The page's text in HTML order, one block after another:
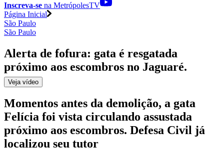
Inscreva-se na MetrópolesTV
Página Inicial
São Paulo
São Paulo
Alerta de fofura: gata é resgatada
próximo aos escombros no Jaguaré.
Veja vídeo
Momentos antes da demolição, a gata
Felícia foi vista circulando assustada
próximo aos escombros. Defesa Civil já
localizou seu tutor